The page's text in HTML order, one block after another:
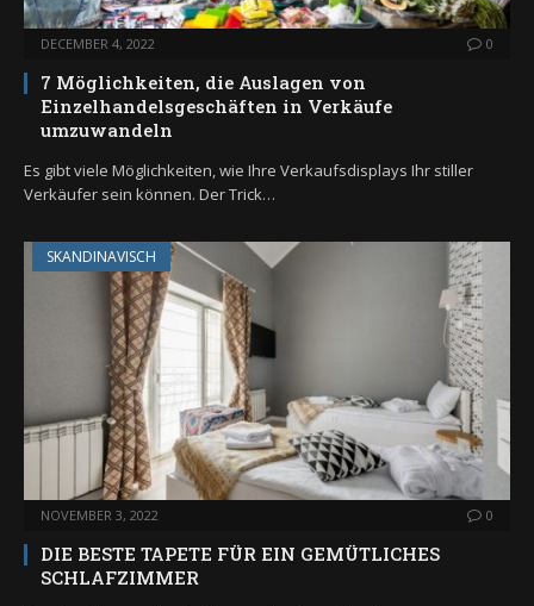
DECEMBER 4, 2022 0
7 Möglichkeiten, die Auslagen von
Einzelhandelsgeschäften in Verkäufe
umzuwandeln
Es gibt viele Möglichkeiten, wie Ihre Verkaufsdisplays Ihr stiller
Verkäufer sein können. Der Trick…
SKANDINAVISCH
NOVEMBER 3, 2022 0
DIE BESTE TAPETE FÜR EIN GEMÜTLICHES
SCHLAFZIMMER